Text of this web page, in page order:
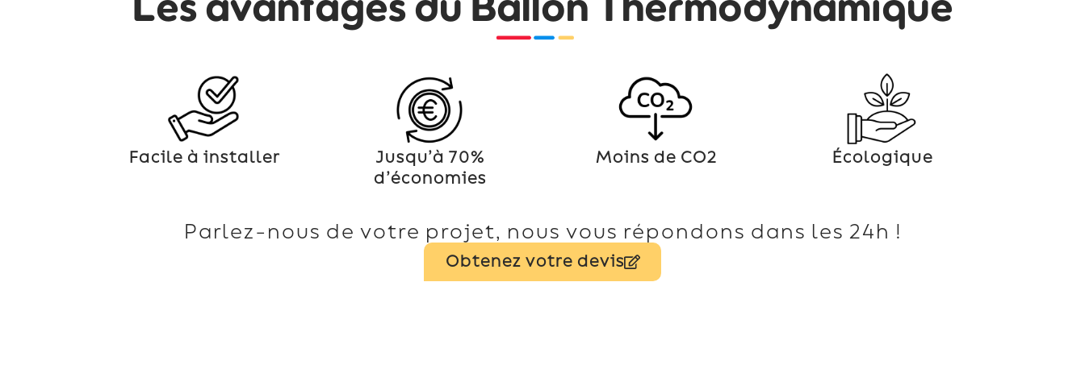
Les avantages du Ballon Thermodynamique
Facile à installer
Jusqu’à 70%
d’économies
Moins de CO2 Écologique
Parlez-nous de votre projet, nous vous répondons dans les 24h !
Obtenez votre devis